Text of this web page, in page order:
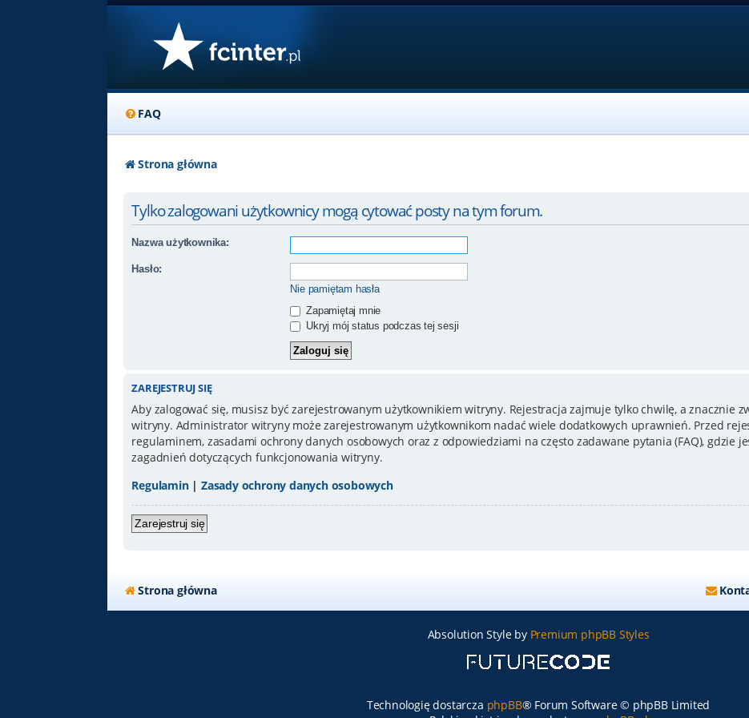
FAQ
Strona główna
Tylko zalogowani użytkownicy mogą cytować posty na tym forum.
Nazwa użytkownika:
Hasło:
Nie pamiętam hasła
Zapamiętaj mnie
Ukryj mój status podczas tej sesji
ZAREJESTRUJ SIĘ
Aby zalogować się, musisz być zarejestrowanym użytkownikiem witryny. Rejestracja zajmuje tylko chwilę, a znacznie
witryny. Administrator witryny może zarejestrowanym użytkownikom nadać wiele dodatkowych uprawnień. Przed
regulaminem, zasadami ochrony danych osobowych oraz z odpowiedziami na często zadawane pytania (FAQ), gdzie
zagadnień dotyczących funkcjonowania witryny.
Regulamin|Zasady ochrony danych osobowych
Zarejestruj się
Strona główna
Absolution Style by Premium phpBB Styles
Technologię dostarcza phpBB® Forum Software © phpBB Limited